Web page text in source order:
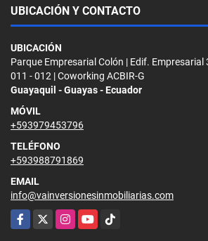
UBICACIÓN Y CONTACTO
UBICACIÓN
Parque Empresarial Colón | Edif. Empresarial
011 - 012 | Coworking ACBIR-G
Guayaquil - Guayas - Ecuador
MÓVIL
+593979453796
TELÉFONO
+593988791869
EMAIL
info@vainversionesinmobiliarias.com
Facebook
X InstagramYouTubeTikTok